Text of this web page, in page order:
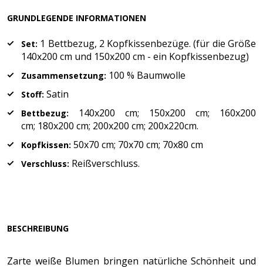
GRUNDLEGENDE INFORMATIONEN
Set: 1 Bettbezug, 2 Kopfkissenbezüge. (für die Größe
140x200 cm und 150x200 cm - ein Kopfkissenbezug)
Zusammensetzung: 100 % Baumwolle
Stoff: Satin
Bettbezug:
140x200 cm; 150x200 cm; 160x200
cm; 180x200 cm; 200x200 cm; 200x220cm.
Kopfkissen: 50x70 cm; 70x70 cm; 70x80 cm
Verschluss: Reißverschluss.
BESCHREIBUNG
Zarte weiße Blumen bringen natürliche Schönheit und